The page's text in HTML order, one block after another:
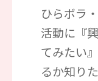
ひらボラ
活動に『
てみたい
るか知り